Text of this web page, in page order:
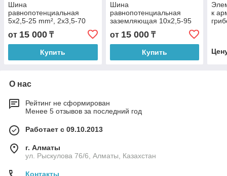
Шина
равнопотенциальная
5x2,5-25 mm², 2x3,5-70
mm², никелированная
латунь
от 15 000 ₸
Купить
Шина
равнопотенциальная
заземляющая 10x2,5-95
mm²,1x4x30 mm2,
никелированная латунь
от 15 000₸
Купить
к
О нас
Рейтинг не сформирован
Менее 5 отзывов за последний год
Работает с 09.10.2013
г. Алматы
ул. Рыскулова 76/6, Алматы, Казахстан
Контакты